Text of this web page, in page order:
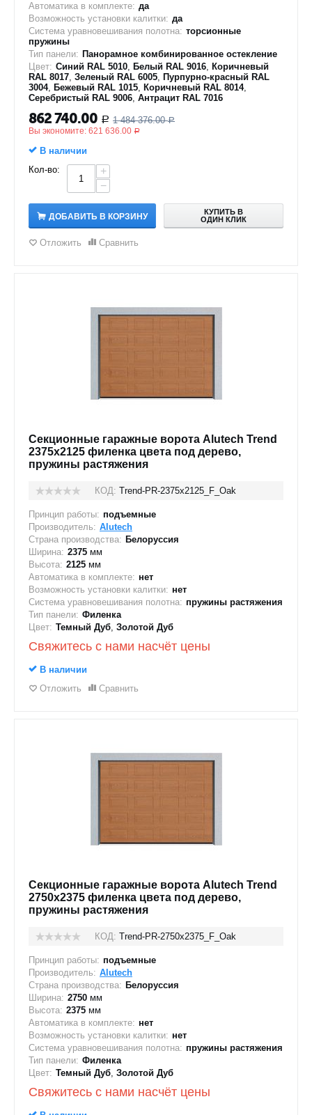
Автоматика в комплекте: да
Возможность установки калитки: да
Система уравновешивания полотна: торсионные
пружины
Тип панели: Панорамное комбинированное остекление
Цвет: Синий RAL 5010, Белый RAL 9016, Коричневый
RAL 8017, Зеленый RAL 6005, Пурпурно-красный RAL
3004, Бежевый RAL 1015, Коричневый RAL 8014,
Серебристый RAL 9006, Антрацит RAL 7016
862 740.00 Р 1 484 376.00 Р
Вы экономите: 621 636.00 Р
В наличии
Кол-во:
+
−
ДОБАВИТЬ В КОРЗИНУ
КУПИТЬ В
ОДИН КЛИК
Отложить Сравнить
Секционные гаражные ворота Alutech Trend
2375x2125 филенка цвета под дерево,
пружины растяжения
КОД: Trend-PR-2375х2125_F_Oak
Принцип работы: подъемные
Производитель: Alutech
Страна производства: Белоруссия
Ширина: 2375 мм
Высота: 2125 мм
Автоматика в комплекте: нет
Возможность установки калитки: нет
Система уравновешивания полотна: пружины растяжения
Тип панели: Филенка
Цвет: Темный Дуб, Золотой Дуб
Свяжитесь с нами насчёт цены
В наличии
Отложить
Сравнить
Секционные гаражные ворота Alutech Trend
2750x2375 филенка цвета под дерево,
пружины растяжения
КОД: Trend-PR-2750х2375_F_Oak
Принцип работы: подъемные
Производитель: Alutech
Страна производства: Белоруссия
Ширина: 2750 мм
Высота: 2375 мм
Автоматика в комплекте: нет
Возможность установки калитки: нет
Система уравновешивания полотна: пружины растяжения
Тип панели: Филенка
Цвет: Темный Дуб, Золотой Дуб
Свяжитесь с нами насчёт цены